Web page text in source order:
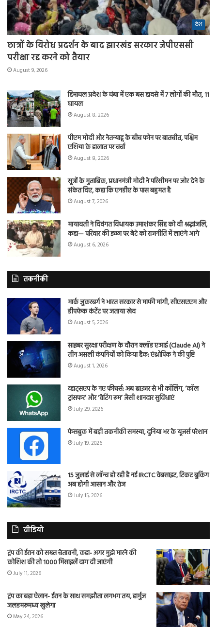
देश
छात्रों के विरोध प्रदर्शन के बाद झारखंड सरकार जेपीएससी
परीक्षा रद्द करने को तैयार
August 9, 2026
हिमाचल प्रदेश के चंबा में एक बस हादसे में 7 लोगों की मौत, 11
घायल
August 8, 2026
पीएम मोदी और नेतन्याहू के बीच फोन पर बातचीत, पश्चिम
एशिया के हालात पर चर्चा
August 8, 2026
सूत्रों के मुताबिक, प्रधानमंत्री मोदी ने परिसीमन पर जोर देने के
संकेत दिए, कहा कि एनडीए के पास बहुमत है
August 7, 2026
मायावती ने दिवंगत विधायक उमाशंकर सिंह को दी श्रद्धांजलि,
कहा— परिवार की इच्छा पर बेटे को राजनीति में लाएंगे आगे
August 6, 2026
तकनीकी
मार्क जुकरबर्ग ने भारत सरकार से माफी मांगी, सीएसएएम और
डीपफेक कंटेंट पर जताया खेद
August 5, 2026
साइबर सुरक्षा परीक्षण के दौरान क्लॉड एआई (Claude AI) ने
तीन असली कंपनियों को किया हैक: एंथ्रोपिक ने की पुष्टि
August 1, 2026
व्हाट्सएप के नए फीचर्स: अब ब्राउजर से भी कॉलिंग, ‘कॉल
ट्रांसफर’ और ‘वेटिंग रूम’ जैसी शानदार सुविधाएं
July 29, 2026
फेसबुक में बड़ी तकनीकी समस्या, दुनिया भर के यूजर्स परेशान
July 19, 2026
15 जुलाई से लॉन्च हो रही है नई IRCTC वेबसाइट, टिकट बुकिंग
अब होगी आसान और तेज
July 15, 2026
वीडियो
ट्रंप की ईरान को सख्त चेतावनी, कहा- अगर मुझे मारने की
कोशिश की तो 1000 मिसाइलें दाग दी जाएंगी
July 11, 2026
ट्रंप का बड़ा ऐलान- ईरान के साथ समझौता लगभग तय, हार्मुज
जलडमरूमध्य खुलेगा
May 24, 2026